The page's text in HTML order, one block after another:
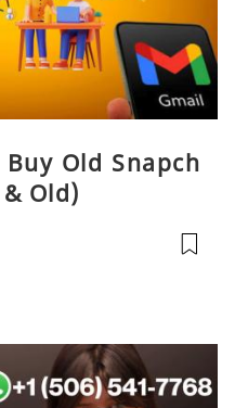
Old Snapch
Old)